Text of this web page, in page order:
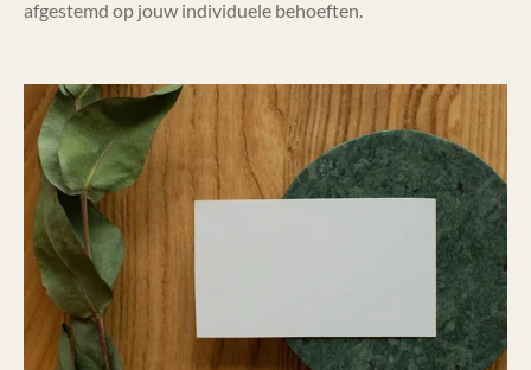
afgestemd op jouw individuele behoeften.